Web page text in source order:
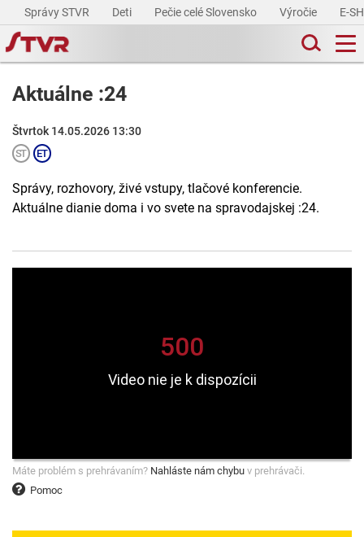
Správy STVR Deti Pečie celé Slovensko Výročie E-
Aktuálne :24
Štvrtok 14.05.2026 13:30
Správy, rozhovory, živé vstupy, tlačové konferencie.
Aktuálne dianie doma i vo svete na spravodajskej :24.
Pomoc
Máte problém s prehrávaním? Nahláste nám chybu v prehrávači.